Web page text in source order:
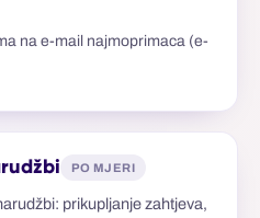
na e-mail najmoprimaca (e-
PO MJERI
prikupljanje zahtjeva,